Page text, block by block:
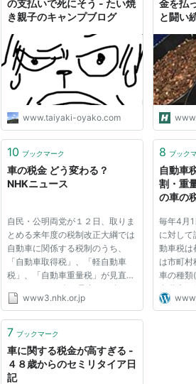
の支払いで死にそう - たい焼
き親子のキャンプブログ
www.taiyaki-oyako.com
金を払
と闘い
10 ブックマーク
車の税金 どう変わる？
NHKニュース
自民・公明両党が１２日、取りま
とめる来年度の税制改正大綱では
自動車に関係する税制のうち、
「自動車取得税」、「軽自動車
税」、「自動車重量税」が見直さ
れます。 なぜ今、見直しが進
み、どのように変わるのでしょう
自動車を購入した時にかかるの
受けた時...
www3.nhk.or.jp
8 ブック
自動車
割・重
の車の
毎年4月
に対して
動車税は
は市町村
車の種類
自動車)
排気量な
7 ブックマーク
車に関する税金が高すぎる -
４８歳からのセミリタイア日
記